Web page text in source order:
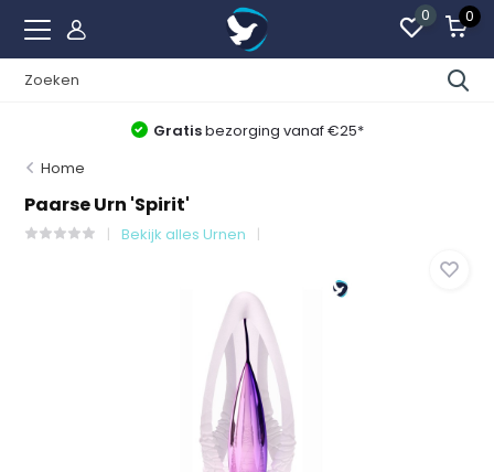
0 0
Gratisbezorging vanaf €25*
Home
Paarse Urn 'Spirit'
Bekijk alles Urnen